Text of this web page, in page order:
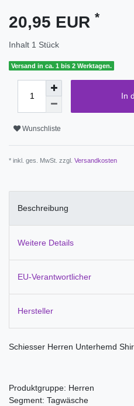
20,95 EUR *
Inhalt 1 Stück
Versand in ca. 1 bis 2 Werktagen.
In
Wunschliste
* inkl. ges. MwSt. zzgl. Versandkosten
Beschreibung
Weitere Details
EU-Verantwortlicher
Hersteller
Schiesser Herren Unterhemd
Produktgruppe: Herren
Segment: Tagwäsche